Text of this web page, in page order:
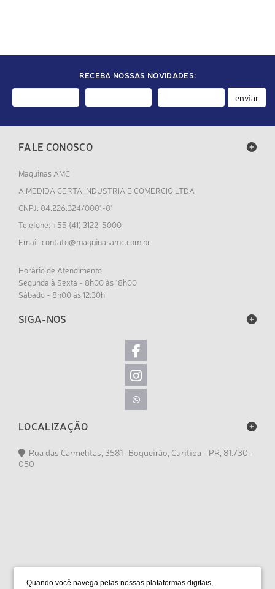
Quando você navega pelas nossas plataformas digitais,
RECEBA NOSSAS NOVIDADES:
enviar
FALE CONOSCO
Maquinas AMC
A MEDIDA CERTA INDUSTRIA E COMERCIO LTDA
CNPJ: 04.226.324/0001-01
Telefone: +55 (41) 3122-5000
Email: contato@maquinasamc.com.br
Horário de Atendimento:
Segunda à Sexta - 8h00 às 18h00
Sábado - 8h00 às 12:30h
SIGA-NOS
LOCALIZAÇÃO
Rua das Carmelitas, 3581- Boqueirão, Curitiba - PR, 81.730-
050